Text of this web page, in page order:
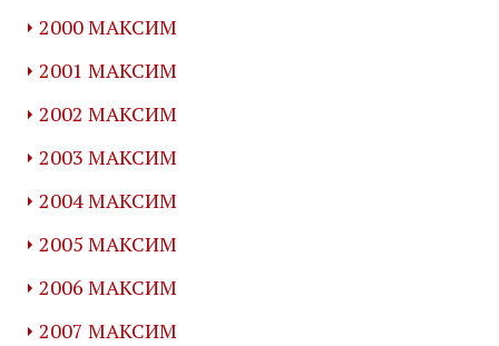
2000 МАКСИМ
2001 МАКСИМ
2002 МАКСИМ
2003 МАКСИМ
2004 МАКСИМ
2005 МАКСИМ
2006 МАКСИМ
2007 МАКСИМ